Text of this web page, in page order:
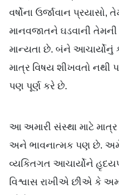
વર્ષોના ઉર્જાવાન
માનવજાતને ઘડવાની
માન્યતા છે. બંને આચાર્યોનું
માત્ર વિષય શીખવતો નથી
પણ પૂર્ણ કરે છે.
આ અમારી સંસ્થા માટે માત્ર
અને ભાવનાત્મક પણ છે. અમે
વ્યકિતગત આચાર્યોને
વિશ્વાસ રાખીએ છીએ કે